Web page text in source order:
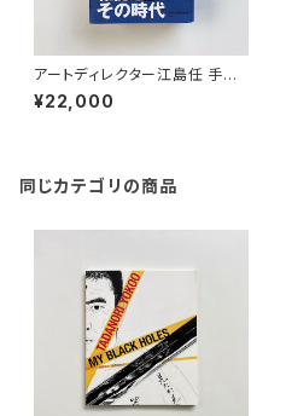
アートディレクター江島任 手を
つかえ
¥22,000
同じカテゴリの商品